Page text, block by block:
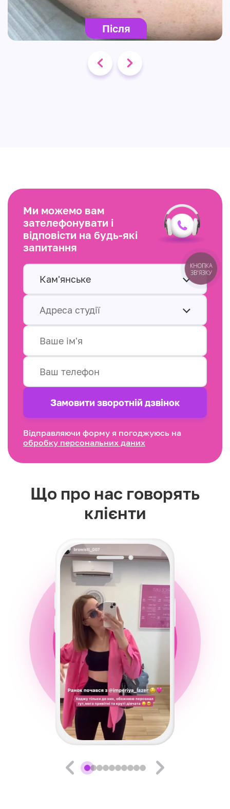
Після
Ми можемо вам
зателефонувати і
відповісти на будь-які
запитання
Кам'янське
Адреса студії
Замовити зворотнiй дзвінок
Відправляючи форму я погоджуюсь на
обробку персональних даних
Що про нас говорять
клієнти